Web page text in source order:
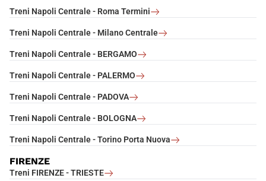
Treni Napoli Centrale - Roma Termini
Treni Napoli Centrale - Milano Centrale
Treni Napoli Centrale - BERGAMO
Treni Napoli Centrale - PALERMO
Treni Napoli Centrale - PADOVA
Treni Napoli Centrale - BOLOGNA
Treni Napoli Centrale - Torino Porta Nuova
FIRENZE
Treni FIRENZE - TRIESTE